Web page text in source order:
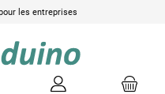
les entreprises
lele